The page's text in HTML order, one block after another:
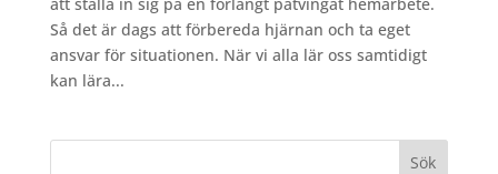
Så det är dags att förbereda hjärnan och ta eget
ansvar för situationen. När vi alla lär oss samtidigt
kan lära...
Sök